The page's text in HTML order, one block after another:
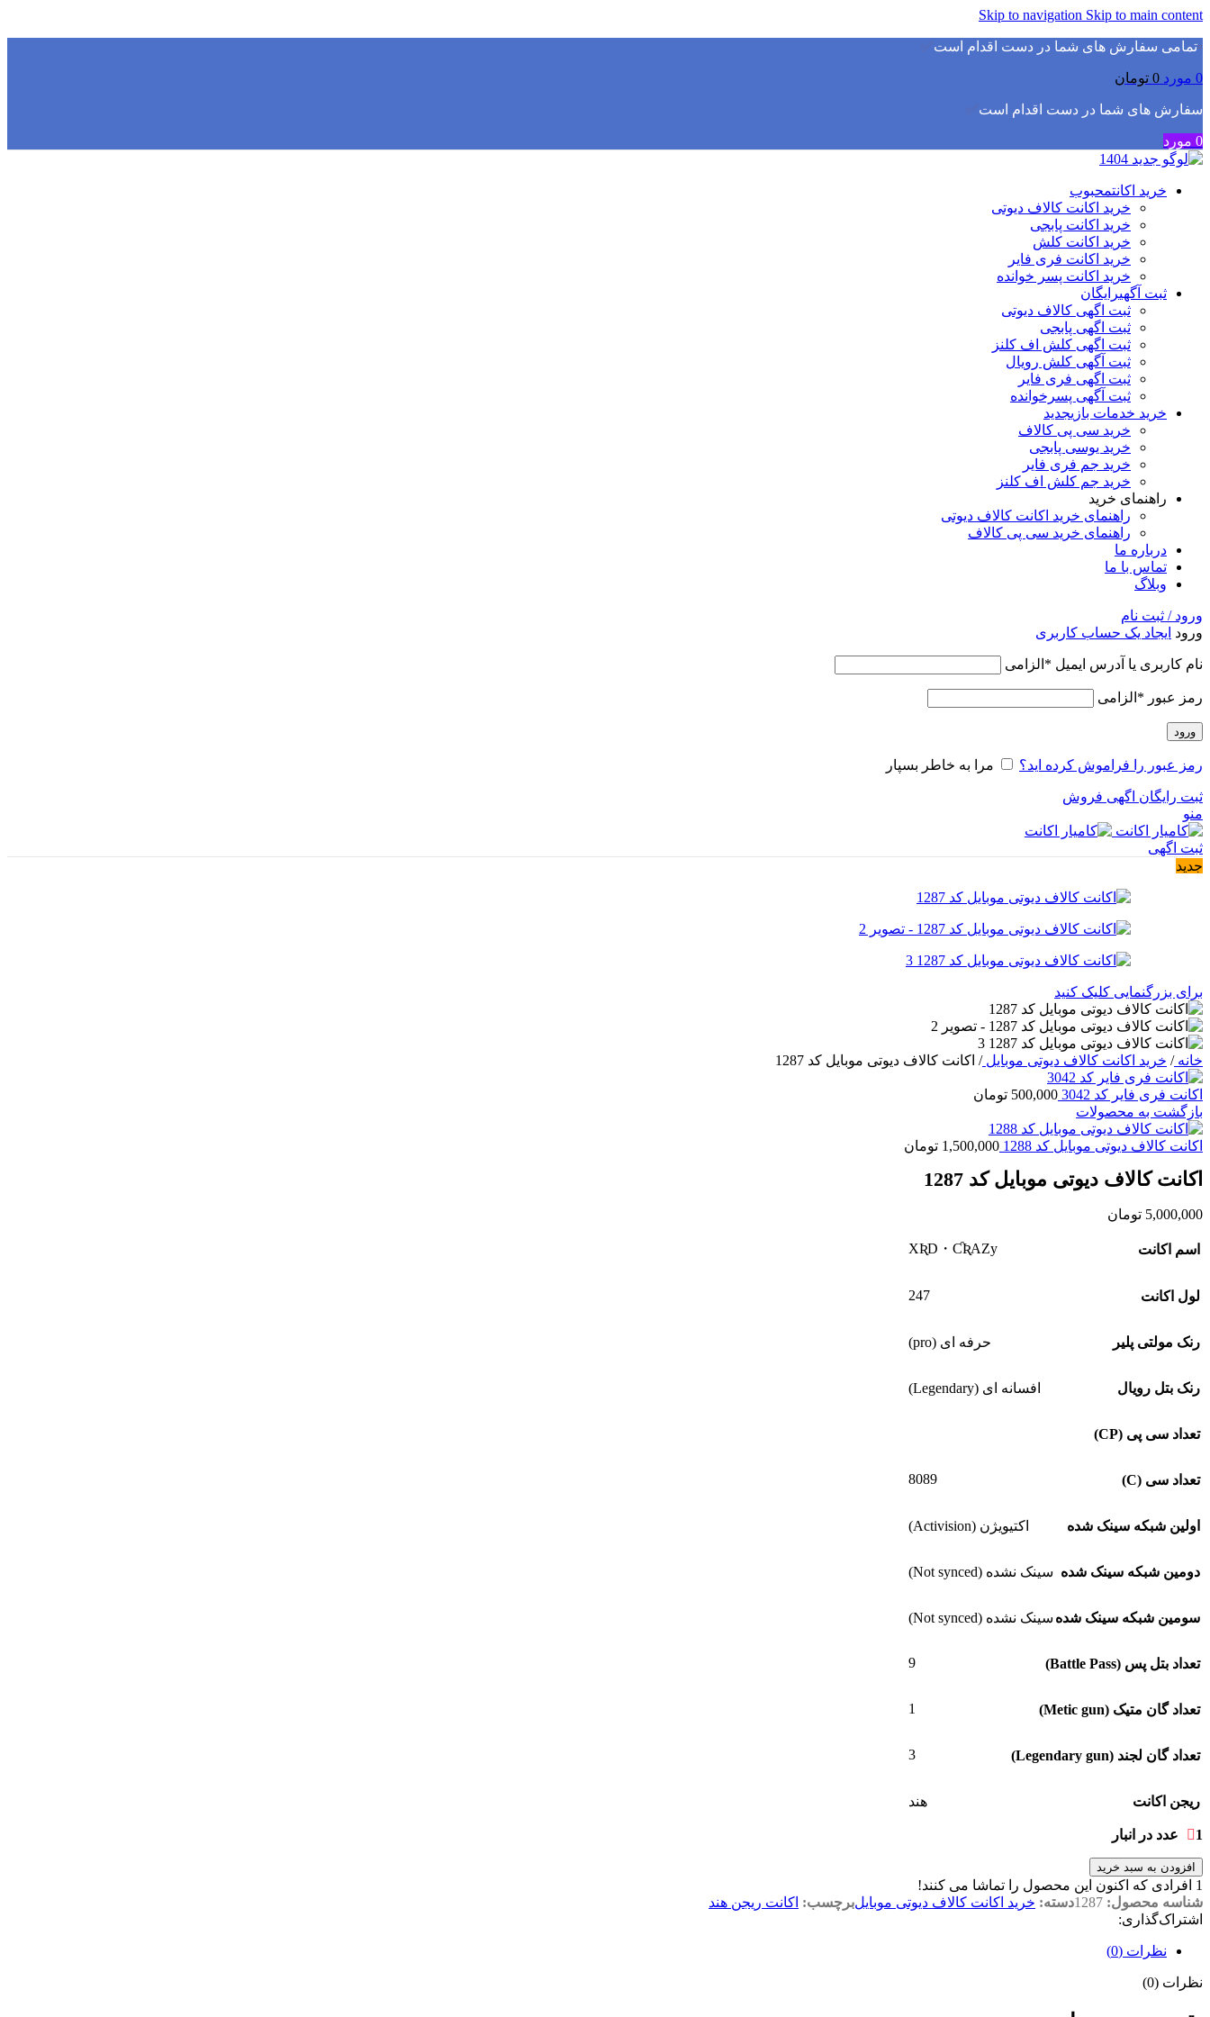
Skip to navigation Skip to main content
▫️تمامی سفارش های شما در دست اقدام است✅
0 مورد 0 تومان
سفارش های شما در دست اقدام است✅
0 مورد
خرید اکانتمحبوب
خرید اکانت کالاف دیوتی
خرید اکانت پابجی
خرید اکانت کلش
خرید اکانت فری فایر
خرید اکانت پسر خوانده
ثبت آگهیرایگان
ثبت اگهی کالاف دیوتی
ثبت اگهی پابجی
ثبت اگهی کلش اف کلنز
ثبت آگهی کلش رویال
ثبت اگهی فری فایر
ثبت آگهی پسرخوانده
خرید خدمات بازیجدید
خرید سی پی کالاف
خرید یوسی پابجی
خرید جم فری فایر
خرید جم کلش اف کلنز
راهنمای خرید
راهنمای خرید اکانت کالاف دیوتی
راهنمای خرید سی پی کالاف
درباره ما
تماس با ما
وبلاگ
ورود / ثبت نام
ورود ایجاد یک حساب کاربری
نام کاربری یا آدرس ایمیل * الزامی
رمز عبور * الزامی
ورود
رمز عبور را فراموش کرده اید؟ مرا به خاطر بسپار
ثبت رایگان اگهی فروش
منو
ثبت اگهی
جدید
برای بزرگنمایی کلیک کنید
خانه/ خرید اکانت کالاف دیوتی موبایل/ اکانت کالاف دیوتی موبایل کد 1287
اکانت فری فایر کد 3042 500,000 تومان
بازگشت به محصولات
اکانت کالاف دیوتی موبایل کد 1288 1,500,000 تومان
اکانت کالاف دیوتی موبایل کد 1287
5,000,000 تومان
اسم اکانت XƦD・ƇƦAZy
لول اکانت 247
رنک مولتی پلیر حرفه ای (pro)
رنک بتل رویال افسانه ای (Legendary)
تعداد سی پی (CP)
تعداد سی (C) 8089
اولین شبکه سینک شده اکتیویژن (Activision)
دومین شبکه سینک شده سینک نشده (Not synced)
سومین شبکه سینک شده سینک نشده (Not synced)
تعداد بتل پس (Battle Pass) 9
تعداد گان متیک (Metic gun) 1
تعداد گان لجند (Legendary gun) 3
ریجن اکانت هند
1 عدد در انبار
افزودن به سبد خرید
1 افرادی که اکنون این محصول را تماشا می کنند!
شناسه محصول: 1287دسته: خرید اکانت کالاف دیوتی موبایلبرچسب: اکانت ریجن هند
اشتراک‌گذاری:
نظرات (0)
نظرات (0)